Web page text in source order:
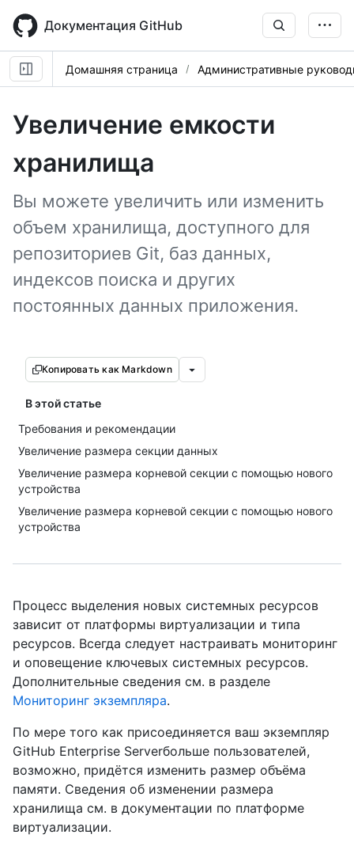
main
content
Документация GitHub
Домашняя страница Административные
Увеличение емкости
хранилища
Вы можете увеличить или изменить
объем хранилища, доступного для
репозиториев Git, баз данных,
индексов поиска и других
постоянных данных приложения.
Копировать как Markdown
В этой статье
Требования и рекомендации
Увеличение размера секции данных
Увеличение размера корневой секции с помощью нового
устройства
Увеличение размера корневой секции с помощью нового
устройства
Процесс выделения новых системных ресурсов
зависит от платформы виртуализации и типа
ресурсов. Всегда следует настраивать мониторинг
и оповещение ключевых системных ресурсов.
Дополнительные сведения см. в разделе
Мониторинг экземпляра.
По мере того как присоединяется ваш экземпляр
GitHub Enterprise Serverбольше пользователей,
возможно, придётся изменить размер объёма
памяти. Сведения об изменении размера
хранилища см. в документации по платформе
виртуализации.